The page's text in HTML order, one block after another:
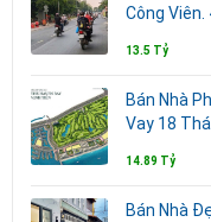
Công Viên.
13.5 Tỷ
Bán Nhà
Vay 18
14.89 Tỷ
Bán Nhà